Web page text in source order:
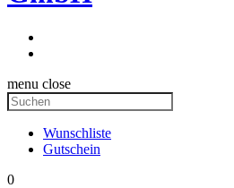
menu close
Wunschliste
Gutschein
0